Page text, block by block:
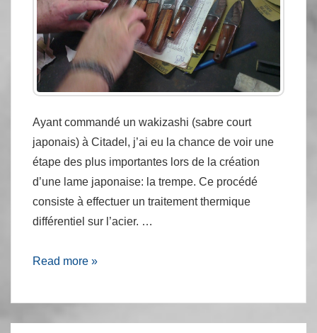
Ayant commandé un wakizashi (sabre court
japonais) à Citadel, j’ai eu la chance de voir une
étape des plus importantes lors de la création
d’une lame japonaise: la trempe. Ce procédé
consiste à effectuer un traitement thermique
différentiel sur l’acier. …
Trempe
mon
Wakizashi
Read more »